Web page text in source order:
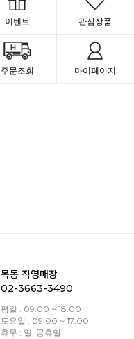
이벤트 관심상품
주문조회 마이페이지
목동 직영매장
02-3663-3490
평일 : 09:00 ~ 18:00
토요일 : 09:00 ~ 17:00
휴무 : 일, 공휴일